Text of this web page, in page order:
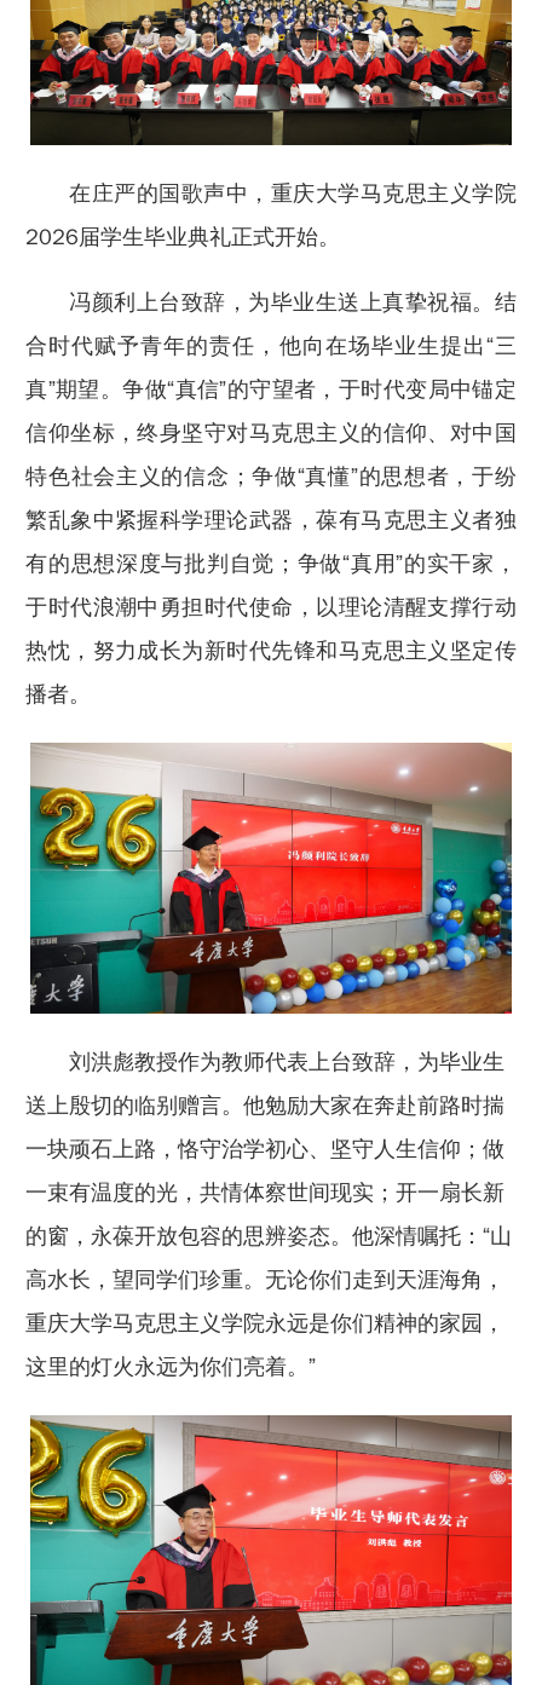
在庄严的国歌声中，重庆大学马克思主义学院
2026届学生毕业典礼正式开始。
冯颜利上台致辞，为毕业生送上真挚祝福。结
合时代赋予青年的责任，他向在场毕业生提出“三
真”期望。争做“真信”的守望者，于时代变局中锚定
信仰坐标，终身坚守对马克思主义的信仰、对中国
特色社会主义的信念；争做“真懂”的思想者，于纷
繁乱象中紧握科学理论武器，葆有马克思主义者独
有的思想深度与批判自觉；争做“真用”的实干家，
于时代浪潮中勇担时代使命，以理论清醒支撑行动
热忱，努力成长为新时代先锋和马克思主义坚定传
播者。
刘洪彪教授作为教师代表上台致辞，为毕业生
送上殷切的临别赠言。他勉励大家在奔赴前路时揣
一块顽石上路，恪守治学初心、坚守人生信仰；做
一束有温度的光，共情体察世间现实；开一扇长新
的窗，永葆开放包容的思辨姿态。他深情嘱托：“山
高水长，望同学们珍重。无论你们走到天涯海角，
重庆大学马克思主义学院永远是你们精神的家园，
这里的灯火永远为你们亮着。”